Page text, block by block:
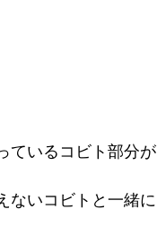
ているコビト部分が
ないコビトと一緒に